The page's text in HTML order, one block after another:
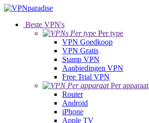
Beste VPN's
Per type
VPN Goedkoop
VPN Gratis
Stamp VPN
Aanbiedingen VPN
Free Trial VPN
Per apparaat
Router
Android
iPhone
Apple TV